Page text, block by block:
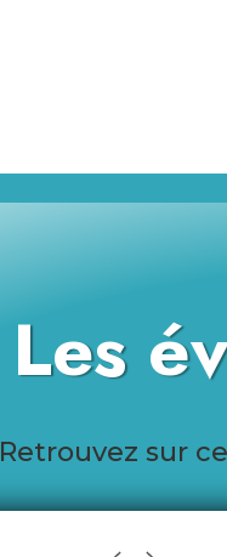
Les
Retrouvez sur